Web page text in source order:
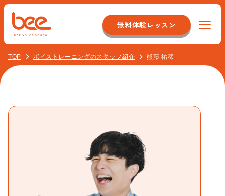
無料体験レッスン
Beeについて
サポート体制
オンラインレッスンコース
ナレーター＆アナウンサーコース
舞台/俳優コース
TOP ボイストレーニングのスタッフ紹介 熊藤 祐稀